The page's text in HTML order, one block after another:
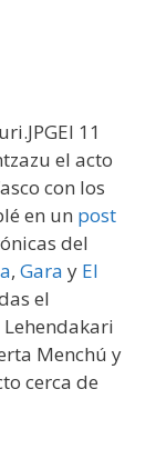
El 11
el acto
con los
en un post
del
, Gara y El
el
Menchú y
cerca de